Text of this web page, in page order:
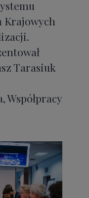
Krajowych
Tarasiuk